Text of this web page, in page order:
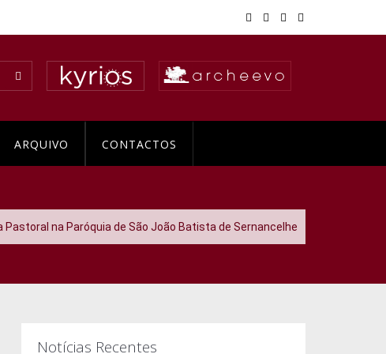
ARQUIVO CONTACTOS
Pastoral na Paróquia de São João Batista de Sernancelhe
Notícias Recentes